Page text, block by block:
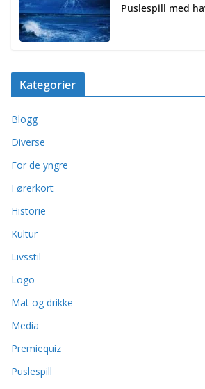
Puslespill med
Kategorier
Blogg
Diverse
For de yngre
Førerkort
Historie
Kultur
Livsstil
Logo
Mat og drikke
Media
Premiequiz
Puslespill